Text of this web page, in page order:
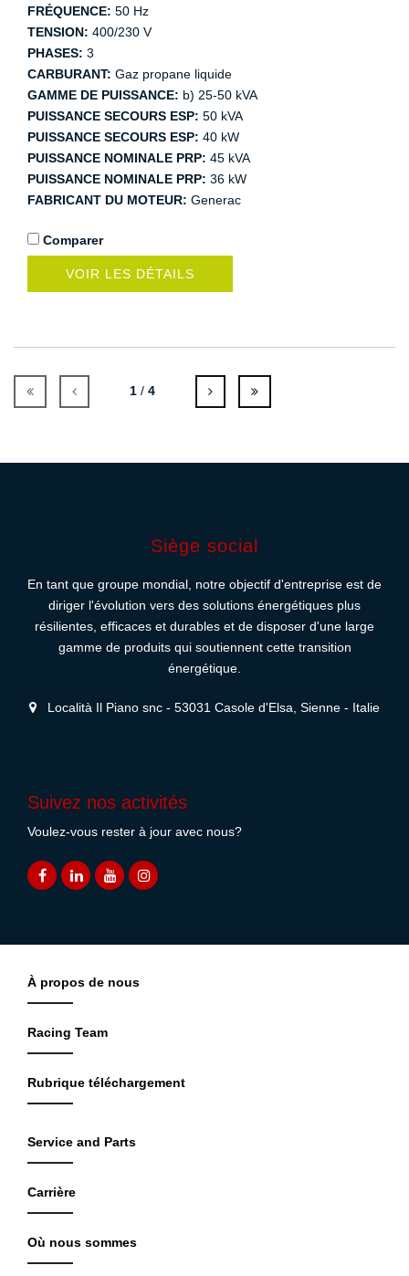
FRÉQUENCE: 50 Hz
TENSION: 400/230 V
PHASES: 3
CARBURANT: Gaz propane liquide
GAMME DE PUISSANCE: b) 25-50 kVA
PUISSANCE SECOURS ESP: 50 kVA
PUISSANCE SECOURS ESP: 40 kW
PUISSANCE NOMINALE PRP: 45 kVA
PUISSANCE NOMINALE PRP: 36 kW
FABRICANT DU MOTEUR: Generac
Comparer
VOIR LES DÉTAILS
1 / 4
Siège social
En tant que groupe mondial, notre objectif d'entreprise est de
diriger l'évolution vers des solutions énergétiques plus
résilientes, efficaces et durables et de disposer d'une large
gamme de produits qui soutiennent cette transition
énergétique.
Località Il Piano snc - 53031 Casole d'Elsa, Sienne - Italie
Suivez nos activités
Voulez-vous rester à jour avec nous?
À propos de nous
Racing Team
Rubrique téléchargement
Service and Parts
Carrière
Où nous sommes